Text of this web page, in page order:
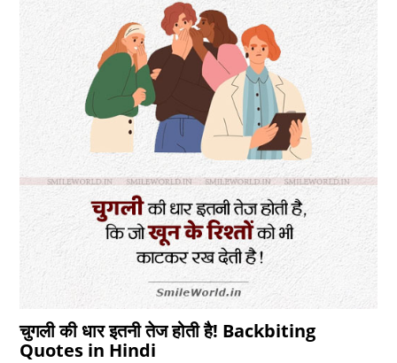
चुगली की धार इतनी तेज होती है! Backbiting
Quotes in Hindi